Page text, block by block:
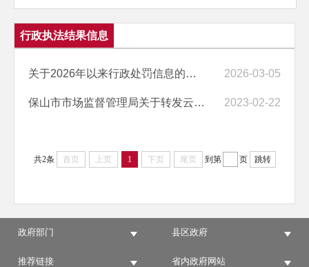
行政执法结果信息
关于2026年以来行政处罚信息的情况说明 2026-03-05
保山市市场监督管理局关于转发云南省市场监督管理行政处罚裁量基准（202... 2023-02-22
共2条 首页 上页 1 下页 尾页 到第 页 跳转
政府部门 县区政府
推荐链接 省内政府网站